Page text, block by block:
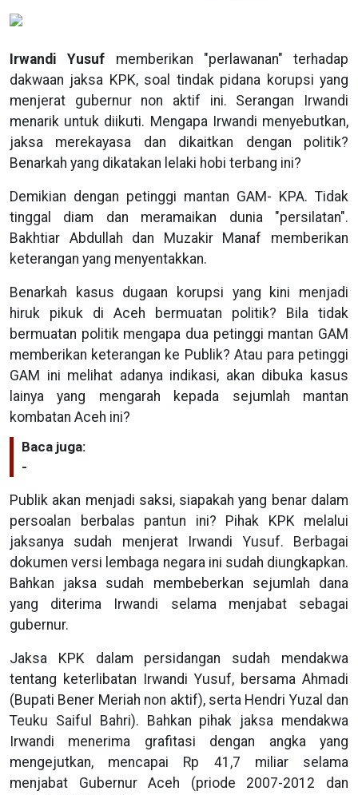
Irwandi Yusuf memberikan "perlawanan" terhadap
dakwaan jaksa KPK, soal tindak pidana korupsi yang
menjerat gubernur non aktif ini. Serangan Irwandi
menarik untuk diikuti. Mengapa Irwandi menyebutkan,
jaksa merekayasa dan dikaitkan dengan politik?
Benarkah yang dikatakan lelaki hobi terbang ini?
Demikian dengan petinggi mantan GAM- KPA. Tidak
tinggal diam dan meramaikan dunia "persilatan".
Bakhtiar Abdullah dan Muzakir Manaf memberikan
keterangan yang menyentakkan.
Benarkah kasus dugaan korupsi yang kini menjadi
hiruk pikuk di Aceh bermuatan politik? Bila tidak
bermuatan politik mengapa dua petinggi mantan GAM
memberikan keterangan ke Publik? Atau para petinggi
GAM ini melihat adanya indikasi, akan dibuka kasus
lainya yang mengarah kepada sejumlah mantan
kombatan Aceh ini?
Baca juga:
-
Publik akan menjadi saksi, siapakah yang benar dalam
persoalan berbalas pantun ini? Pihak KPK melalui
jaksanya sudah menjerat Irwandi Yusuf. Berbagai
dokumen versi lembaga negara ini sudah diungkapkan.
Bahkan jaksa sudah membeberkan sejumlah dana
yang diterima Irwandi selama menjabat sebagai
gubernur.
Jaksa KPK dalam persidangan sudah mendakwa
tentang keterlibatan Irwandi Yusuf, bersama Ahmadi
(Bupati Bener Meriah non aktif), serta Hendri Yuzal dan
Teuku Saiful Bahri). Bahkan pihak jaksa mendakwa
Irwandi menerima grafitasi dengan angka yang
mengejutkan, mencapai Rp 41,7 miliar selama
menjabat Gubernur Aceh (priode 2007-2012 dan